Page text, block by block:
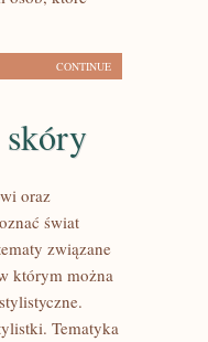
CONTINUE
skóry
oraz
świat
związane
którym można
Tematyka